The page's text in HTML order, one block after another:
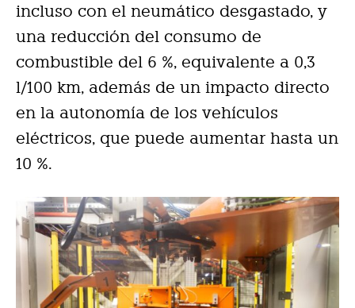
incluso con el neumático desgastado, y
una reducción del consumo de
combustible del 6 %, equivalente a 0,3
l/100 km, además de un impacto directo
en la autonomía de los vehículos
eléctricos, que puede aumentar hasta un
10 %.